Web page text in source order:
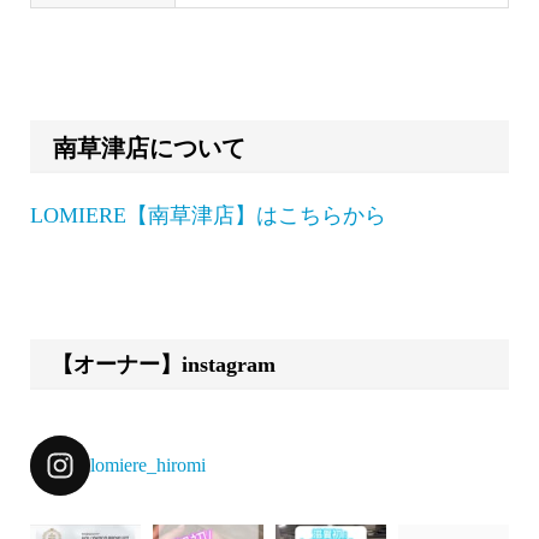
南草津店について
LOMIERE【南草津店】はこちらから
【オーナー】instagram
lomiere_hiromi